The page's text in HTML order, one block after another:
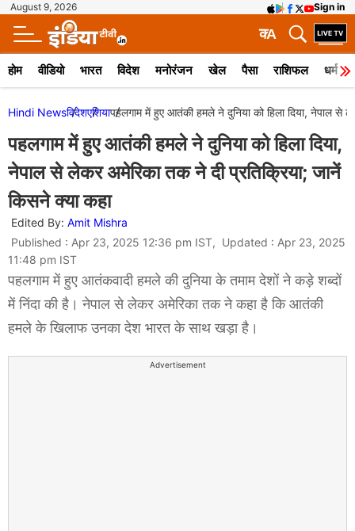
August 9, 2026 Sign in
A
क
होम वीडियो भारत विदेश मनोरंजन खेल पैसा राशिफल धर्म
Hindi Newsविदेशएशियापहलगाम में हुए आतंकी हमले ने दुनिया को हिला दिया, नेपाल से
पहलगाम में हुए आतंकी हमले ने दुनिया को हिला दिया,
नेपाल से लेकर अमेरिका तक ने दी प्रतिक्रिया; जानें
किसने क्या कहा
Edited By: Amit Mishra
Published : Apr 23, 2025 12:36 pm IST, Updated : Apr 23, 2025
11:48 pm IST
पहलगाम में हुए आतंकवादी हमले की दुनिया के तमाम देशों ने कड़े शब्दों
में निंदा की है। नेपाल से लेकर अमेरिका तक ने कहा है कि आतंकी
हमले के खिलाफ उनका देश भारत के साथ खड़ा है।
Advertisement